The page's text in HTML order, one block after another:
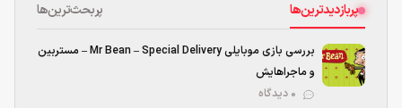
پربازدیدترین‌ها پربحث‌ترین‌ها
بررسی بازی موبایلی Mr Bean – Special Delivery – مستربین
و ماجراهایش